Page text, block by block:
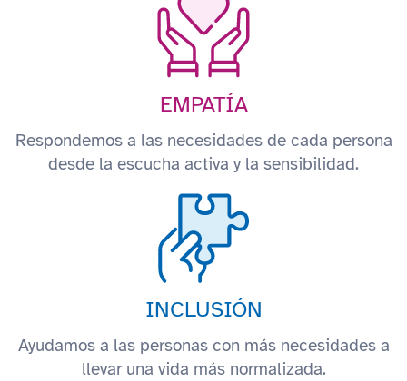
EMPATÍA
Respondemos a las necesidades de cada persona
desde la escucha activa y la sensibilidad.
INCLUSIÓN
Ayudamos a las personas con más necesidades a
llevar una vida más normalizada.